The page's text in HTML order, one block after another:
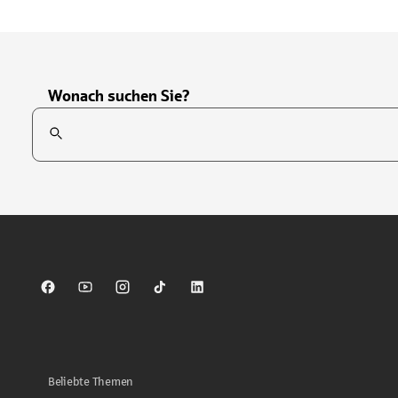
Wonach suchen Sie?
Suchfeld
Sparkasse auf Facebook
Sparkasse auf Youtube
Sparkasse auf Instagram
Sparkasse auf TikTok
Sparkasse auf LinkedIn
Beliebte Themen